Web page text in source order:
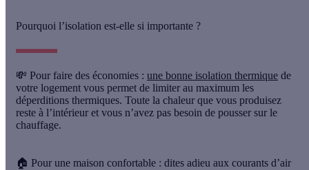
Pourquoi l’isolation est-elle si importante ?
💸 Pour faire des économies : une bonne isolation thermique de
votre logement vous permet de limiter au maximum les
déperditions thermiques. Toute la chaleur que vous produisez
reste à l’intérieur et vous n’avez pas besoin de pousser sur le
chauffage.
🏠 Pour une maison confortable : dites adieu aux courants d’air